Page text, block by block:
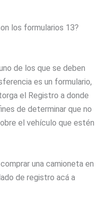
los formularios 13?
de los que se deben
es un formulario,
el Registro a donde
de determinar que no
el vehículo que estén
una camioneta en
de registro acá a